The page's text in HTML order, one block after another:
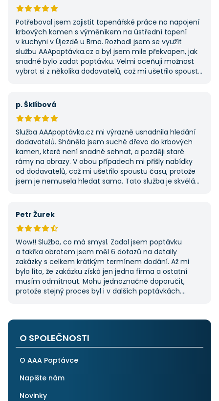
Potřeboval jsem zajistit topenářské práce na napojení
krbových kamen s výměníkem na ústřední topení
v kuchyni v Újezdě u Brna. Rozhodl jsem se využít
službu AAApoptávka.cz a byl jsem mile překvapen, jak
snadné bylo zadat poptávku. Velmi oceňuji možnost
vybrat si z několika dodavatelů, což mi ušetřilo spoustu
potřebovat další řemeslné práce.
p. Šklíbová
Služba AAApoptávka.cz mi výrazně usnadnila hledání
dodavatelů. Sháněla jsem suché dřevo do krbových
kamen, které není snadné sehnat, a později staré
rámy na obrazy. V obou případech mi přišly nabídky
od dodavatelů, což mi ušetřilo spoustu času, protože
jsem je nemusela hledat sama. Tato služba je skvělá
Petr Žurek
Wow!! Služba, co má smysl. Zadal jsem poptávku
a takřka obratem jsem měl 6 dotazů na detaily
zakázky s celkem krátkým termínem dodání. Až mi
bylo líto, že zakázku získá jen jedna firma a ostatní
musím odmítnout. Mohu jednoznačně doporučit,
protože stejný proces byl i v dalších poptávkách.
O SPOLEČNOSTI
O AAA Poptávce
Napište nám
Novinky